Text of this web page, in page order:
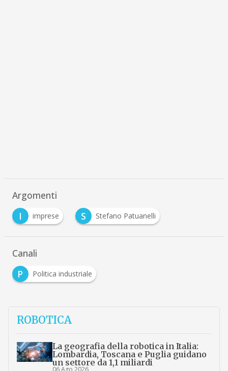
Argomenti
I
imprese S Stefano Patuanelli
Canali
P
Politica industriale
ROBOTICA
La geografia della robotica in Italia:
Lombardia, Toscana e Puglia guidano
un settore da 1,1 miliardi
06 Ago 2026